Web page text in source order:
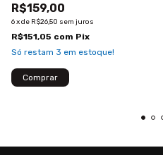
R$159,00
6xde R$26,50 sem juros
R$151,05 com Pix
Só restam 3 em estoque!
Comprar